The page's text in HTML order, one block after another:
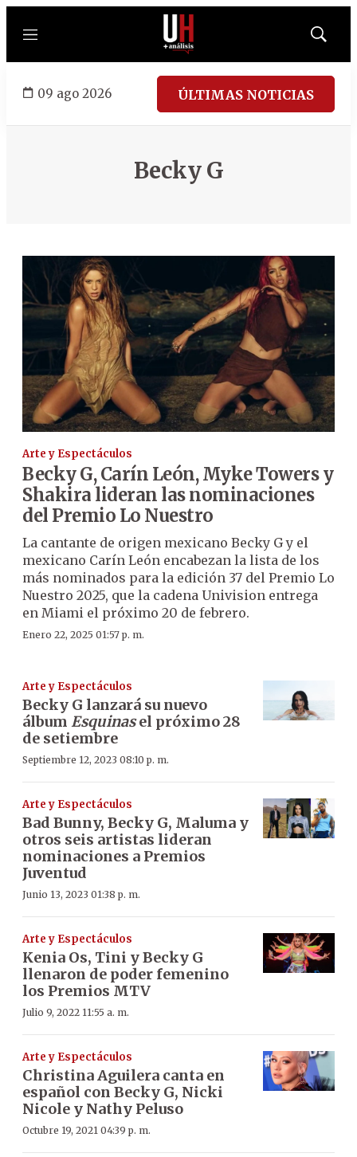
Menú
Mostrar
09 ago 2026 ÚLTIMAS NOTICIAS
Becky G
Arte y Espectáculos
Becky G, Carín León, Myke Towers y
Shakira lideran las nominaciones
del Premio Lo Nuestro
La cantante de origen mexicano Becky G y el
mexicano Carín León encabezan la lista de los
más nominados para la edición 37 del Premio Lo
Nuestro 2025, que la cadena Univision entrega
en Miami el próximo 20 de febrero.
Enero 22, 2025 01:57 p. m.
Arte y Espectáculos
Becky G lanzará su nuevo
álbum Esquinasel próximo 28
de setiembre
Septiembre 12, 2023 08:10 p. m.
Arte y Espectáculos
Bad Bunny, Becky G, Maluma y
otros seis artistas lideran
nominaciones a Premios
Juventud
Junio 13, 2023 01:38 p. m.
Arte y Espectáculos
Kenia Os, Tini y Becky G
llenaron de poder femenino
los Premios MTV
Julio 9, 2022 11:55 a. m.
Arte y Espectáculos
Christina Aguilera canta en
español con Becky G, Nicki
Nicole y Nathy Peluso
Octubre 19, 2021 04:39 p. m.